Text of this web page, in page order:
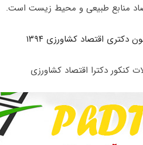
منابع طبیعی و محیط زیست است.
دکتری اقتصاد کشاورزی ۱۳۹۴
کنکور دکترا اقتصاد کشاورزی